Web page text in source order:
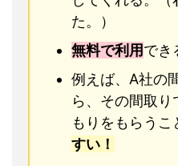
た。）
無料で利用でき
例えば、A社の
ら、その間取
もりをもらうこ
すい！